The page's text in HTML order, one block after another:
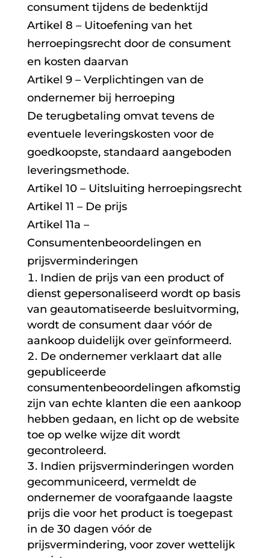
consument tijdens de bedenktijd
Artikel 8 – Uitoefening van het
herroepingsrecht door de consument
en kosten daarvan
Artikel 9 – Verplichtingen van de
ondernemer bij herroeping
De terugbetaling omvat tevens de
eventuele leveringskosten voor de
goedkoopste, standaard aangeboden
leveringsmethode.
Artikel 10 – Uitsluiting herroepingsrecht
Artikel 11 – De prijs
Artikel 11a –
Consumentenbeoordelingen en
prijsverminderingen
Indien de prijs van een product of
dienst gepersonaliseerd wordt op basis
van geautomatiseerde besluitvorming,
wordt de consument daar vóór de
aankoop duidelijk over geïnformeerd.
De ondernemer verklaart dat alle
gepubliceerde
consumentenbeoordelingen afkomstig
zijn van echte klanten die een aankoop
hebben gedaan, en licht op de website
toe op welke wijze dit wordt
gecontroleerd.
Indien prijsverminderingen worden
gecommuniceerd, vermeldt de
ondernemer de voorafgaande laagste
prijs die voor het product is toegepast
in de 30 dagen vóór de
prijsvermindering, voor zover wettelijk